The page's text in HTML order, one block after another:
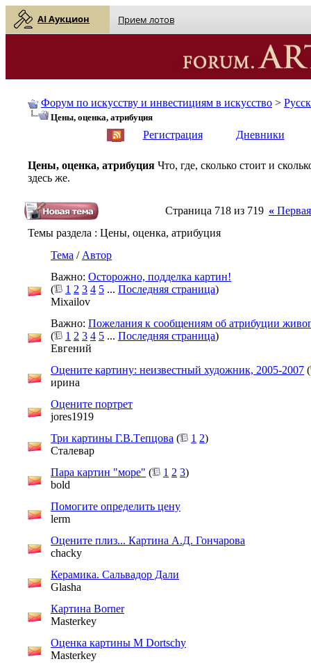
AI Аукцион Прием лотов
Форум по искусству и инвестициям в искусство >
Цены, оценка, атрибуция
Регистрация Дневники
Цены, оценка, атрибуция Что, где, сколько стоит и
здесь же.
Страница 718 из 719 « Первая
Темы раздела : Цены, оценка, атрибуция
Тема / Автор
Важно: Осторожно, подделка картин!
(
1 2 3 4 5 ... Последняя страница)
Mixailov
Важно: Пожелания к сообщениям об атрибуции
(
1 2 3 4 5 ... Последняя страница)
Евгений
Оцените картину: неизвестный художник, 2005-2007 (
ирина
Оцените портрет
jores1919
Три картины Г.В.Тeпцoва ( 1 2)
Сталевар
Пара картин "море" ( 1 2 3)
bold
Помогите определить цену
lerm
Оцените плиз... Картина А.Д. Гончарова
chacky
Керамика. Сальвадор Дали
Glasha
Картина Borner
Masterkey
Оценка картины M Dortschy
Masterkey